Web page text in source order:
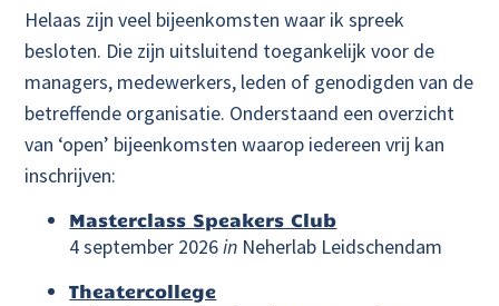
Helaas zijn veel bijeenkomsten waar ik spreek
besloten. Die zijn uitsluitend toegankelijk voor de
managers, medewerkers, leden of genodigden van de
betreffende organisatie. Onderstaand een overzicht
van ‘open’ bijeenkomsten waarop iedereen vrij kan
inschrijven:
Masterclass Speakers Club
4 september 2026in Neherlab Leidschendam
Theatercollege